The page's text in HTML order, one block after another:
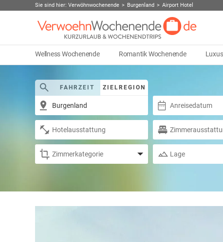
Sie sind hier: Verwöhnwochenende Burgenland Airport Hotel
Wellness Wochenende Romantik Wochenende
FAHRZEIT ZIELREGION